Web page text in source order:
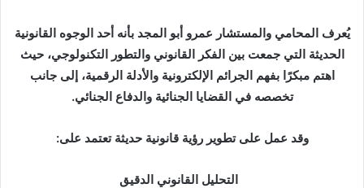
يُعرف المحامي والمستشار عمرو أبو المجد بأنه أحد الوجوه القانونية
الحديثة التي جمعت بين الفكر القانوني والتطور التكنولوجي، حيث
اهتم مبكرًا بفهم الجرائم الإلكترونية والأدلة الرقمية، إلى جانب
تخصصه في القضايا الجنائية والدفاع الجنائي.
وقد عمل على تطوير رؤية قانونية حديثة تعتمد على:
التحليل القانوني الدقيق